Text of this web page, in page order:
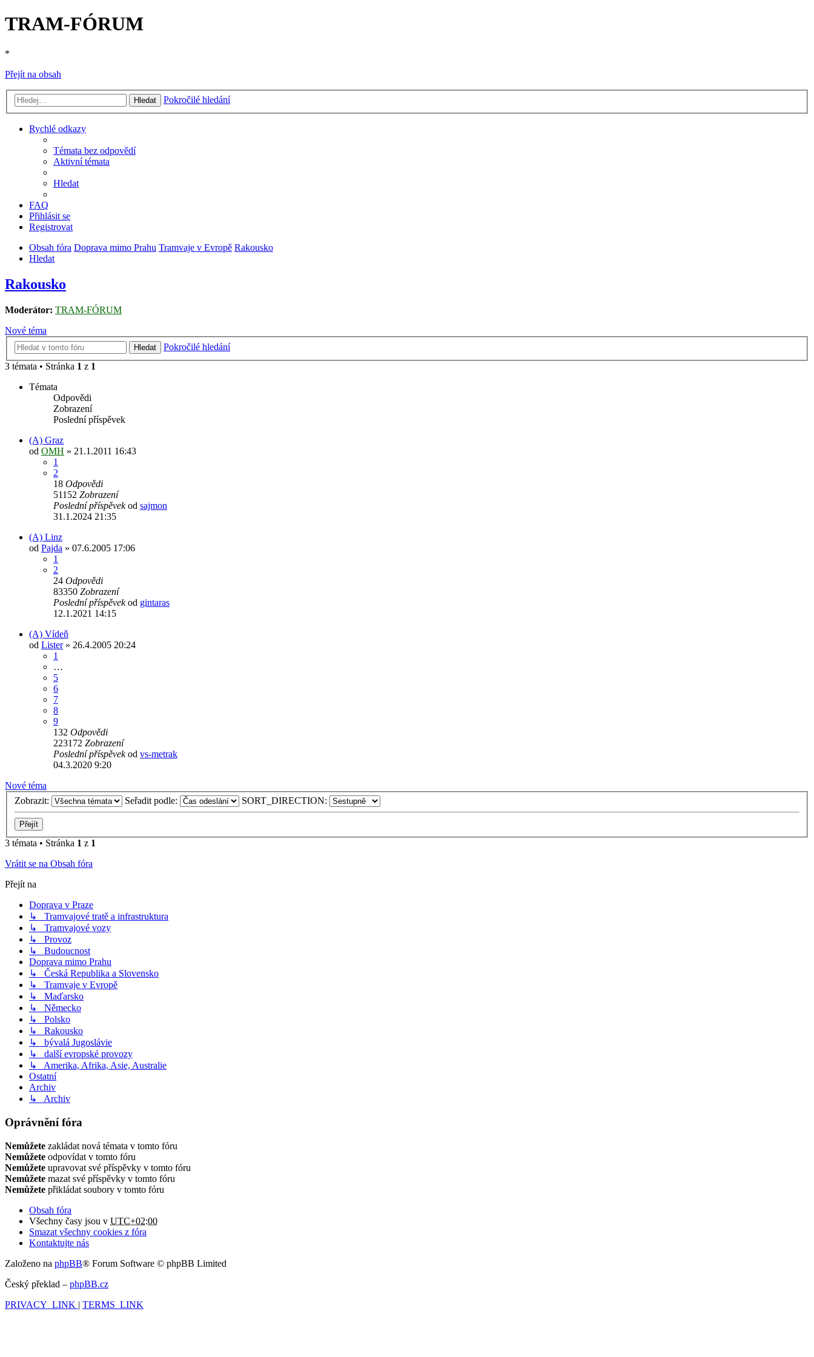
TRAM-FÓRUM
*
Přejít na obsah
Hledat Pokročilé hledání
Rychlé odkazy
Témata bez odpovědí
Aktivní témata
Hledat
FAQ
Přihlásit se
Registrovat
Obsah fóra Doprava mimo Prahu Tramvaje v Evropě Rakousko
Hledat
Rakousko
Moderátor: TRAM-FÓRUM
Nové téma
Hledat
Pokročilé hledání
3 témata • Stránka 1 z 1
Témata
Odpovědi
Zobrazení
Poslední příspěvek
(A) Graz
od OMH » 21.1.2011 16:43
1
2
18 Odpovědi
51152 Zobrazení
Poslední příspěvekod sajmon
31.1.2024 21:35
(A) Linz
od Pajda » 07.6.2005 17:06
1
2
24 Odpovědi
83350 Zobrazení
Poslední příspěvekod gintaras
12.1.2021 14:15
(A) Vídeň
od Lister» 26.4.2005 20:24
1
…
5
6
7
8
9
132 Odpovědi
223172 Zobrazení
Poslední příspěvekod vs-metrak
04.3.2020 9:20
Nové téma
Zobrazit:
Seřadit podle: SORT_DIRECTION:
3 témata • Stránka 1 z 1
Vrátit se na Obsah fóra
Přejít na
Doprava v Praze
↳ Tramvajové tratě a infrastruktura
↳ Tramvajové vozy
↳ Provoz
↳ Budoucnost
Doprava mimo Prahu
↳ Česká Republika a Slovensko
↳ Tramvaje v Evropě
↳ Maďarsko
↳ Německo
↳ Polsko
↳ Rakousko
↳ bývalá Jugoslávie
↳ další evropské provozy
↳ Amerika, Afrika, Asie, Australie
Ostatní
Archiv
↳ Archiv
Oprávnění fóra
Nemůžete zakládat nová témata v tomto fóru
Nemůžete odpovídat v tomto fóru
Nemůžete upravovat své příspěvky v tomto fóru
Nemůžete mazat své příspěvky v tomto fóru
Nemůžete přikládat soubory v tomto fóru
Obsah fóra
Všechny časy jsou v UTC+02:00
Smazat všechny cookies z fóra
Kontaktujte nás
Založeno na phpBB® Forum Software © phpBB Limited
Český překlad – phpBB.cz
PRIVACY_LINK | TERMS_LINK